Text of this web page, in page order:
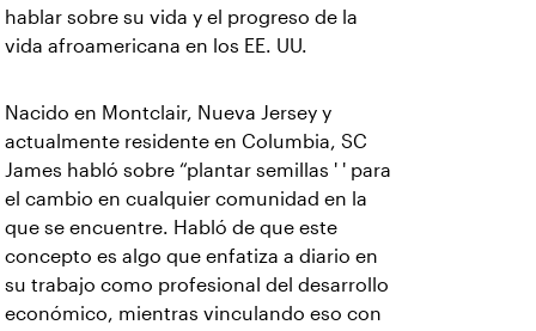
hablar sobre su vida y el progreso de la
vida afroamericana en los EE. UU.
Nacido en Montclair, Nueva Jersey y
actualmente residente en Columbia, SC
James habló sobre “plantar semillas ' ' para
el cambio en cualquier comunidad en la
que se encuentre. Habló de que este
concepto es algo que enfatiza a diario en
su trabajo como profesional del desarrollo
económico, mientras vinculando eso con